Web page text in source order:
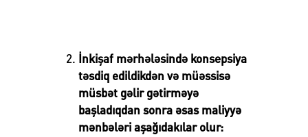
İnkişaf mərhələsində konsepsiya
təsdiq edildikdən və müəssisə
müsbət gəlir gətirməyə
başladıqdan sonra əsas maliyyə
mənbələri aşağıdakılar olur: